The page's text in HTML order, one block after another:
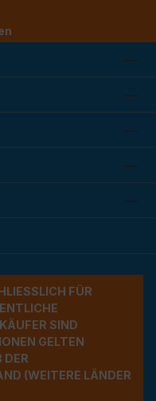
FÜR G
A
SIND A
GELTEN A
BU
LÄNDER NU